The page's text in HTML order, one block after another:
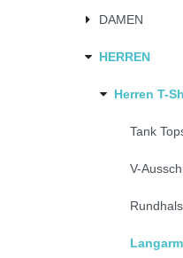
DAMEN
HERREN
Herren T-
Tank
V-